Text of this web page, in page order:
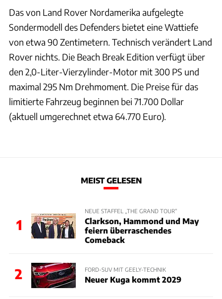
Das von Land Rover Nordamerika aufgelegte
Sondermodell des Defenders bietet eine Wattiefe
von etwa 90 Zentimetern. Technisch verändert Land
Rover nichts. Die Beach Break Edition verfügt über
den 2,0-Liter-Vierzylinder-Motor mit 300 PS und
maximal 295 Nm Drehmoment. Die Preise für das
limitierte Fahrzeug beginnen bei 71.700 Dollar
(aktuell umgerechnet etwa 64.770 Euro).
MEIST GELESEN
1
NEUE STAFFEL „THE GRAND TOUR“
Clarkson, Hammond und May
feiern überraschendes
Comeback
2 FORD-SUV MIT GEELY-TECHNIK
Neuer Kuga kommt 2029